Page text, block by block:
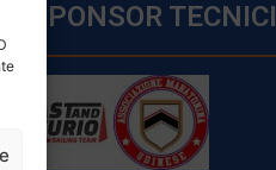
SPONSOR TECNICI